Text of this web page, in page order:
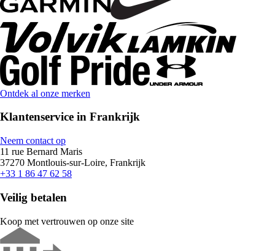
Ontdek al onze merken
Klantenservice in Frankrijk
Neem contact op
11 rue Bernard Maris
37270 Montlouis-sur-Loire, Frankrijk
+33 1 86 47 62 58
Veilig betalen
Koop met vertrouwen op onze site